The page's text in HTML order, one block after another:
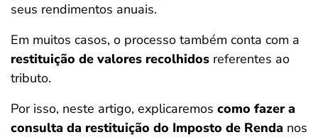
seus rendimentos anuais.
Em muitos casos, o processo também conta com a
restituição de valores recolhidos referentes ao
tributo.
Por isso, neste artigo, explicaremos como fazer a
consulta da restituição do Imposto de Renda nos